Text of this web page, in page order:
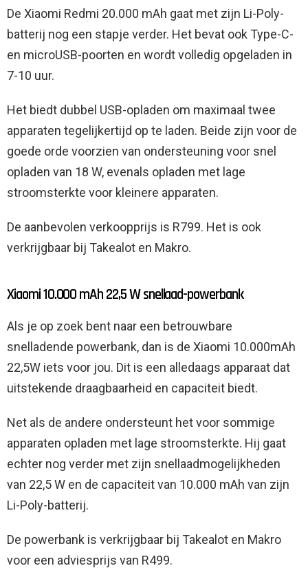
De Xiaomi Redmi 20.000 mAh gaat met zijn Li-Poly-
batterij nog een stapje verder. Het bevat ook Type-C-
en microUSB-poorten en wordt volledig opgeladen in
7-10 uur.
Het biedt dubbel USB-opladen om maximaal twee
apparaten tegelijkertijd op te laden. Beide zijn voor de
goede orde voorzien van ondersteuning voor snel
opladen van 18 W, evenals opladen met lage
stroomsterkte voor kleinere apparaten.
De aanbevolen verkoopprijs is R799. Het is ook
verkrijgbaar bij Takealot en Makro.
Xiaomi 10.000 mAh 22,5 W snellaad-powerbank
Als je op zoek bent naar een betrouwbare
snelladende powerbank, dan is de Xiaomi 10.000mAh
22,5W iets voor jou. Dit is een alledaags apparaat dat
uitstekende draagbaarheid en capaciteit biedt.
Net als de andere ondersteunt het voor sommige
apparaten opladen met lage stroomsterkte. Hij gaat
echter nog verder met zijn snellaadmogelijkheden
van 22,5 W en de capaciteit van 10.000 mAh van zijn
Li-Poly-batterij.
De powerbank is verkrijgbaar bij Takealot en Makro
voor een adviesprijs van R499.